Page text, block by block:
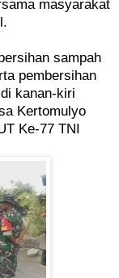
masyarakat
sampah
pembersihan
kanan-kiri
Kertomulyo
Ke-77 TNI